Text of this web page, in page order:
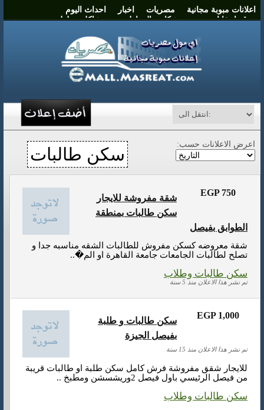
اعلانات مبوبة مجانية مصريات اخبار
احداث اليوم
موقع انتخابات مصر
شكاوي المواطنين
مشاكل وحلول
سكن طالبات
اعرض الاعلانات حسب:
EGP 750
شقة معروضه كسكن مفروش للطالبات الشقه مناسبه جدا و
تصلح لطالبات الجامعات جامعة القاهرة او الم�..
سكن طالبات وطلاب
شقة مفروشة للايجار
سكن طالبات بمنطقة
الطوابق بفيصل
تم نشر هذا الاعلان منذ 5 سنة
EGP 1,000
للايجار شقق مفروشة فرش كامل سكن طلبة او طالبات قريبة
من فيصل الرئيسي باول فيصل 2وريشسشن ومطبخ ..
سكن طالبات وطلاب
سكن طالبات و طلبة
بفيصل الجيزة
تم نشر هذا الاعلان منذ 15 سنة